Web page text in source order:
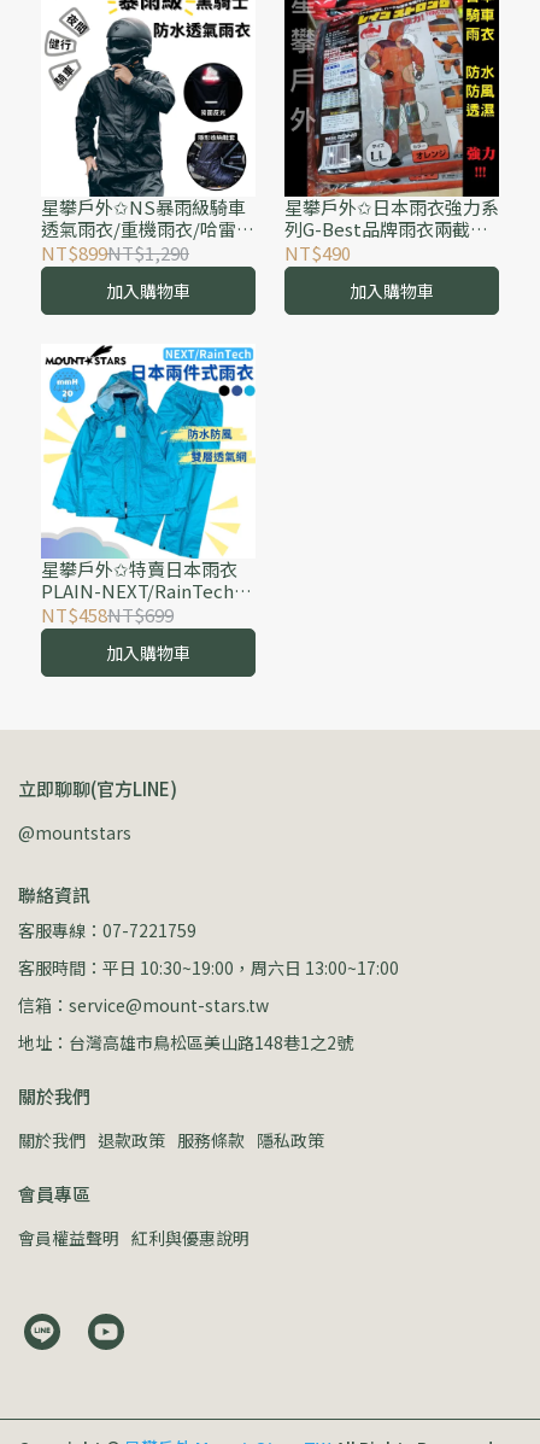
星攀戶外✩NS暴雨級騎車
透氣雨衣/重機雨衣/哈雷風
格騎士隱形收納鞋套/兩截
式戶外黑騎士雨衣/ 反光雨
衣套裝/舒適雨衣雨褲
NT$899NT$1,290
加入購物車
星攀戶外✩日本雨衣強力系
列G-Best品牌雨衣兩截式
+防暴雨系列 可騎車外送用
可登山用二件雨衣褲+雨褲
上半身+下半身
NT$490
加入購物車
星攀戶外✩特賣日本雨衣
PLAIN-NEXT/RainTech兩
截式雨衣.外送騎車雨衣.登
山雨衣.防水透氣.高品質雨
NT$458NT$699
加入購物車
立即聊聊(官方LINE)
@mountstars
聯絡資訊
客服專線：07-7221759
客服時間：平日 10:30~19:00，周六日 13:00~17:00
信箱：service@mount-stars.tw
地址：台灣高雄市鳥松區美山路148巷1之2號
關於我們
關於我們 退款政策 服務條款 隱私政策
會員專區
會員權益聲明 紅利與優惠說明